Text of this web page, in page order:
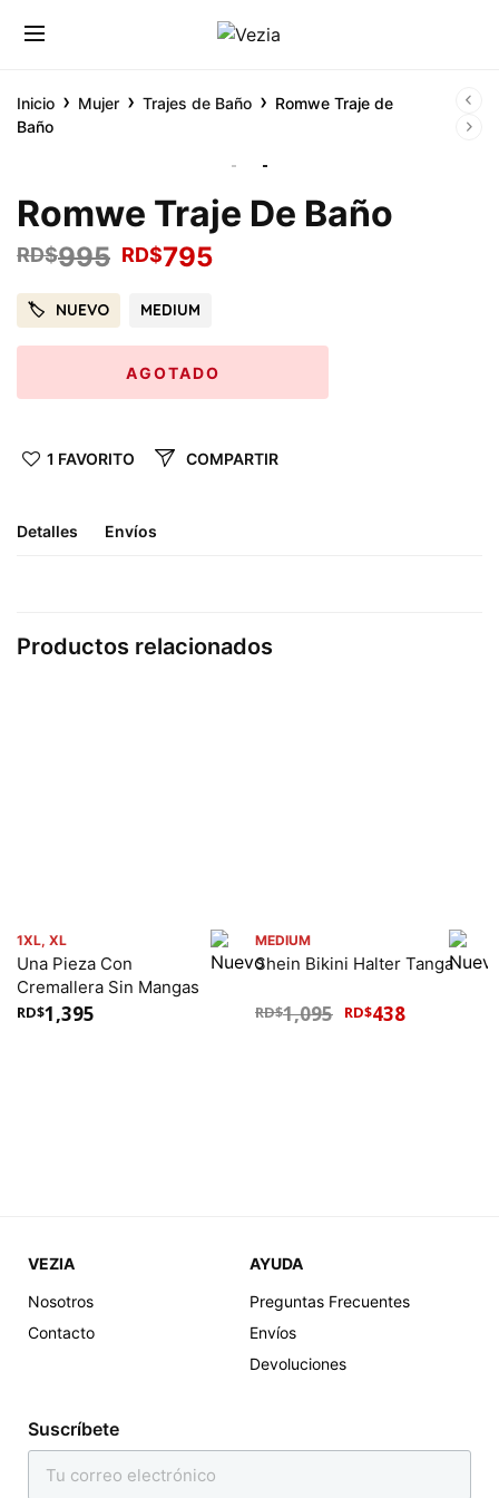
Inicio › Mujer › Trajes de Baño › Romwe Traje de
Baño
Romwe Traje De Baño
RD$995 RD$795
NUEVO MEDIUM
AGOTADO
1 FAVORITO COMPARTIR
Detalles Envíos
Productos relacionados
1XL, XL
Una Pieza Con
Cremallera Sin Mangas
RD$1,395
MEDIUM
Shein Bikini Halter Tanga
RD$1,095 RD$438
1XL, XL
Una Pieza De Color En
Contraste Blanco
LARGE
Shein Bikini De Un
Hombro De Canalé De
Tie Dye
VEZIA
Nosotros
Contacto
AYUDA
Preguntas Frecuentes
Envíos
Devoluciones
Suscríbete